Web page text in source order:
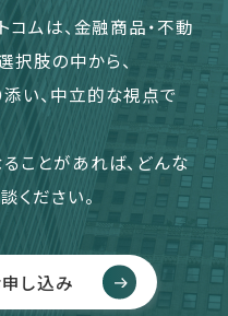
コムは、金融商品・不動
択肢の中から、
い、中立的な視点で
ことがあれば、どんな
ください。
し込み